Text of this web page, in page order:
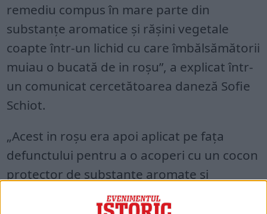
remediu compus în mare parte din
substanțe aromatice și rășini vegetale
coapte într-un lichid cu care îmbălsămătorii
muiau o bucată de in roșu”, a explicat într-
un comunicat cercetătoarea daneză Sofie
Schiot.
„Acest in roșu era apoi aplicat pe fața
defunctului pentru a o acoperi cu un cocon
protector de substanțe aromate și